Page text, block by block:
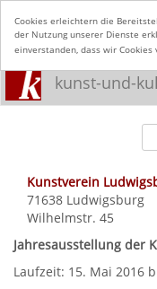
Cookies erleichtern die
der Nutzung unserer Dienste
einverstanden, dass wir Cookies
kunst-und-
Kunstverein
71638 Ludwigsburg
Wilhelmstr. 45
Jahresausstellung der
Laufzeit: 15. Mai 2016